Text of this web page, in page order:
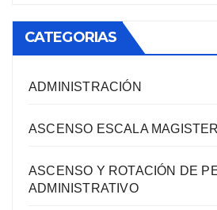
CATEGORIAS
ADMINISTRACIÓN
ASCENSO ESCALA
ASCENSO Y ROTACIÓN DE
ADMINISTRATIVO